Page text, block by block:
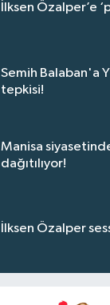
İlksen Özalper’e
Semih Balaban'a
tepkisi!
Manisa
dağıtılıyor!
İlksen Özalper